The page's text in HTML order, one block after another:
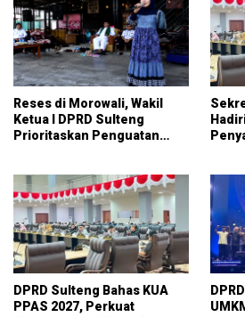
Reses di Morowali, Wakil
Ketua I DPRD Sulteng
Prioritaskan Penguatan
DPRD Sulteng Bahas KUA
PPAS 2027, Perkuat